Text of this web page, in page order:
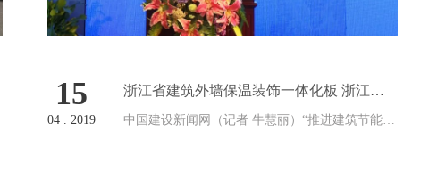
15
04 . 2019
浙江省建筑外墙保温装饰一体化板 浙江省
建筑外墙保温装饰一体化板应用技术研讨会
中国建设新闻网（记者 牛慧丽）“推进建筑节能与